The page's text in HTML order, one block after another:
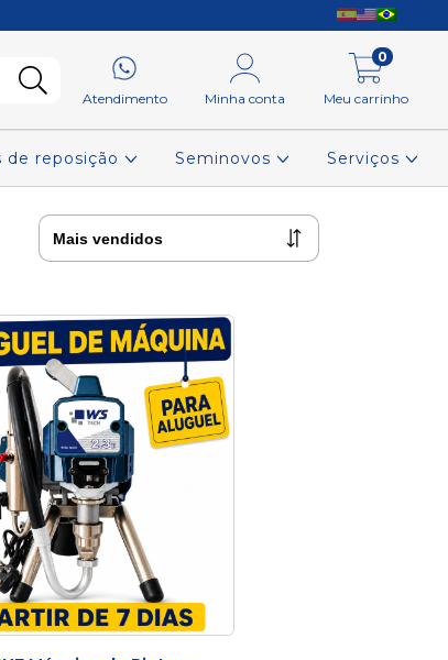
Atendimento Minha conta Meu carrinho
0
de reposição Seminovos Serviços